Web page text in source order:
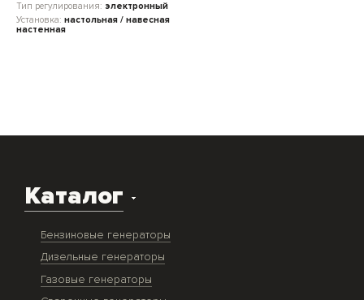
Тип регулирования: электронный
Установка: настольная / навесная
настенная
Каталог
Бензиновые генераторы
Дизельные генераторы
Газовые генераторы